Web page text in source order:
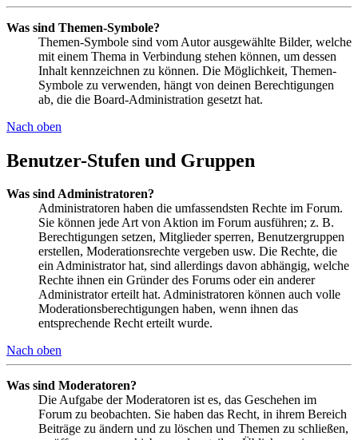
Was sind Themen-Symbole?
Themen-Symbole sind vom Autor ausgewählte Bilder, welche
mit einem Thema in Verbindung stehen können, um dessen
Inhalt kennzeichnen zu können. Die Möglichkeit, Themen-
Symbole zu verwenden, hängt von deinen Berechtigungen
ab, die die Board-Administration gesetzt hat.
Nach oben
Benutzer-Stufen und Gruppen
Was sind Administratoren?
Administratoren haben die umfassendsten Rechte im Forum.
Sie können jede Art von Aktion im Forum ausführen; z. B.
Berechtigungen setzen, Mitglieder sperren, Benutzergruppen
erstellen, Moderationsrechte vergeben usw. Die Rechte, die
ein Administrator hat, sind allerdings davon abhängig, welche
Rechte ihnen ein Gründer des Forums oder ein anderer
Administrator erteilt hat. Administratoren können auch volle
Moderationsberechtigungen haben, wenn ihnen das
entsprechende Recht erteilt wurde.
Nach oben
Was sind Moderatoren?
Die Aufgabe der Moderatoren ist es, das Geschehen im
Forum zu beobachten. Sie haben das Recht, in ihrem Bereich
Beiträge zu ändern und zu löschen und Themen zu schließen,